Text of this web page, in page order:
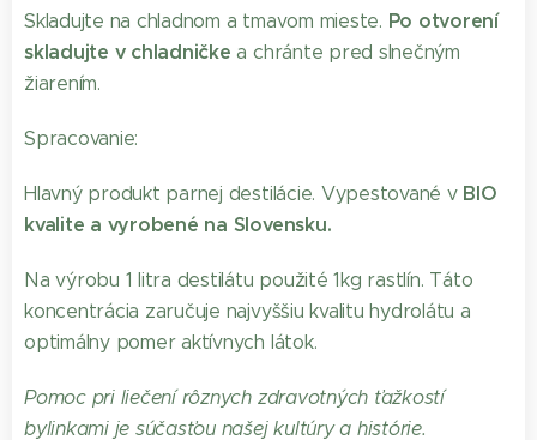
Skladujte na chladnom a tmavom mieste. Po otvorení
skladujte v chladničke a chránte pred slnečným
žiarením.
Spracovanie:
Hlavný produkt parnej destilácie. Vypestované v BIO
kvalite a vyrobené na Slovensku.
Na výrobu 1 litra destilátu použité 1kg rastlín. Táto
koncentrácia zaručuje najvyššiu kvalitu hydrolátu a
optimálny pomer aktívnych látok.
Pomoc pri liečení rôznych zdravotných ťažkostí
bylinkami je súčasťou našej kultúry a histórie.